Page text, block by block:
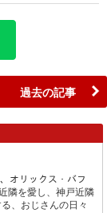
過去の記事
オリックス・バフ
隣を愛し、神戸近隣
、おじさんの日々